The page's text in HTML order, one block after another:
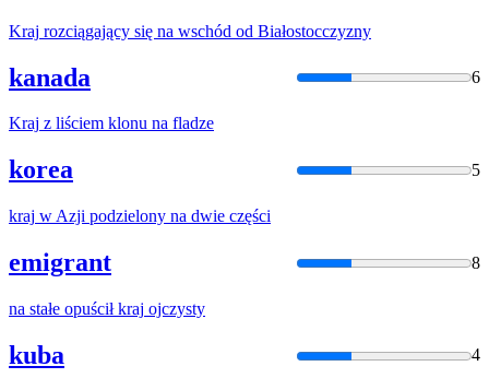
Kraj rozciągający się na wschód od Białostocczyzny
kanada 6
Kraj z liściem klonu na fladze
korea 5
kraj w Azji podzielony na dwie części
emigrant 8
na stałe opuściłkraj ojczysty
kuba 4